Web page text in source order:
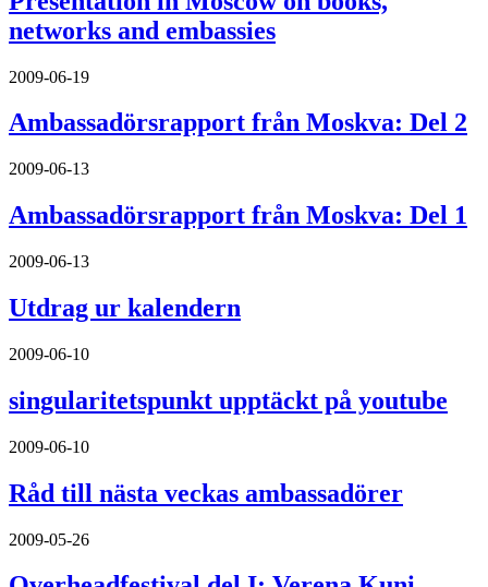
networks and embassies
2009-06-19
Ambassadörsrapport från Moskva: Del 2
2009-06-13
Ambassadörsrapport från Moskva: Del 1
2009-06-13
Utdrag ur kalendern
2009-06-10
singularitetspunkt upptäckt på youtube
2009-06-10
Råd till nästa veckas ambassadörer
2009-05-26